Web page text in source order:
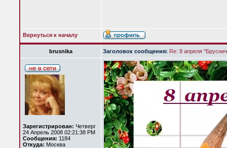
Вернуться к началу
brusnika Заголовок сообщения: Re: 8 апреля
Зарегистрирован: Четверг
24 Апрель 2008 02:21:38 PM
Сообщения: 1184
Откуда: Москва